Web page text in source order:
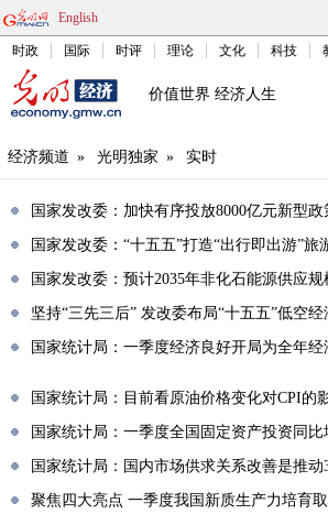
English
时政 国际 时评 理论 文化 科技
价值世界 经济人生
经济频道 » 光明独家 » 实时
国家发改委：加快有序投放8000亿元新型
国家发改委：“十五五”打造“出行即出游”旅
国家发改委：预计2035年非化石能源供应
坚持“三先三后” 发改委布局“十五五”低空经
国家统计局：一季度经济良好开局为全年
国家统计局：目前看原油价格变化对CPI的
国家统计局：一季度全国固定资产投资同比
国家统计局：国内市场供求关系改善是推动
聚焦四大亮点 一季度我国新质生产力培育